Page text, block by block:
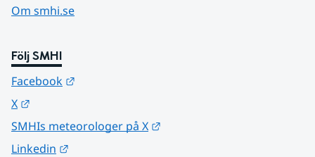
Om smhi.se
Följ SMHI
Facebook
X
SMHIs meteorologer på X
Linkedin